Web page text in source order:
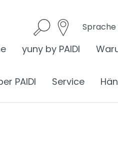
yuny by PAIDI
PAIDI Service